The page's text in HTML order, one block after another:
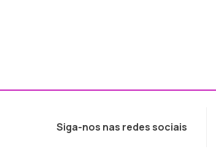
Siga-nos nas redes sociais